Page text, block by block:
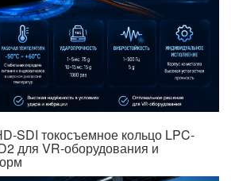
SDI токосъемное кольцо LPC-
для VR-оборудования и